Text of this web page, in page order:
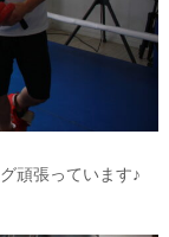
頑張っています♪